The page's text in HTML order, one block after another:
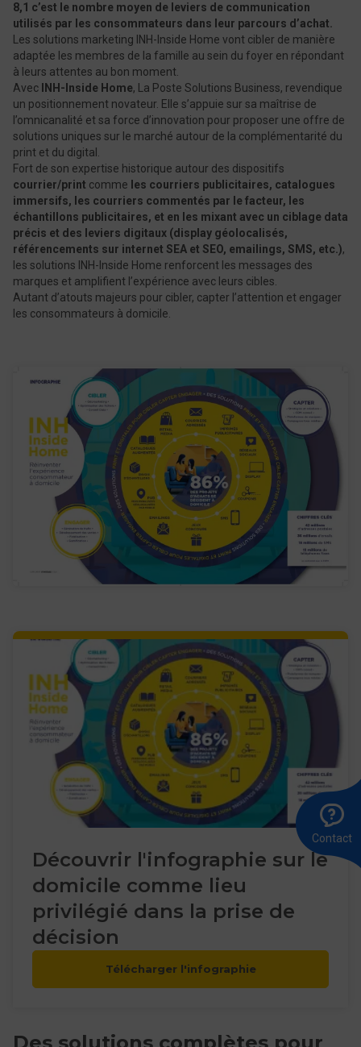
Contact
8,1 c’est le nombre moyen de leviers de communication
utilisés par les consommateurs dans leur parcours d’achat.
Les solutions marketing INH-Inside Home vont cibler de manière
adaptée les membres de la famille au sein du foyer en répondant
à leurs attentes au bon moment.
Avec INH-Inside Home, La Poste Solutions Business, revendique
un positionnement novateur. Elle s’appuie sur sa maîtrise de
l’omnicanalité et sa force d’innovation pour proposer une offre de
solutions uniques sur le marché autour de la complémentarité du
print et du digital.
Fort de son expertise historique autour des dispositifs
courrier/print comme les courriers publicitaires, catalogues
immersifs, les courriers commentés par le facteur, les
échantillons publicitaires, et en les mixant avec un ciblage data
précis et des leviers digitaux (display géolocalisés,
référencements sur internet SEA et SEO, emailings, SMS, etc.),
les solutions INH-Inside Home renforcent les messages des
marques et amplifient l’expérience avec leurs cibles.
Autant d’atouts majeurs pour cibler, capter l’attention et engager
les consommateurs à domicile.
Découvrir l'infographie sur le
domicile comme lieu
privilégié dans la prise de
décision
Télécharger l'infographie